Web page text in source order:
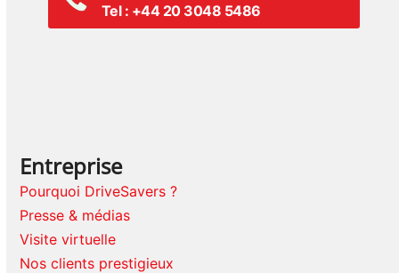
Tel : +44 20 3048 5486
Entreprise
Pourquoi DriveSavers ?
Presse & médias
Visite virtuelle
Nos clients prestigieux